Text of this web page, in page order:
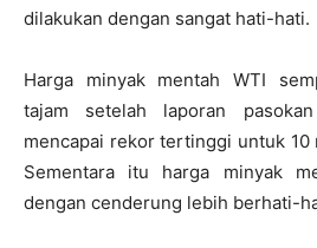
dilakukan dengan sangat hati-hati.
Harga minyak mentah WTI
tajam setelah laporan
mencapai rekor tertinggi untuk
Sementara itu harga minyak
dengan cenderung lebih berhati-